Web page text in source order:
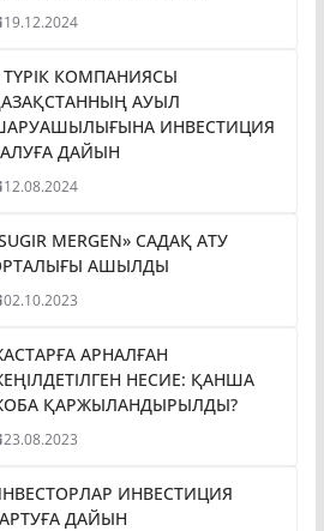
19.12.2024
ТҮРІК КОМПАНИЯСЫ
АУЫЛ
ИНВЕСТИЦИЯ
ДАЙЫН
12.08.2024
MERGEN» САДАҚ АТУ
АШЫЛДЫ
02.10.2023
АРНАЛҒАН
НЕСИЕ: ҚАНША
ҚАРЖЫЛАНДЫРЫЛДЫ?
23.08.2023
ИНВЕСТИЦИЯ
ДАЙЫН